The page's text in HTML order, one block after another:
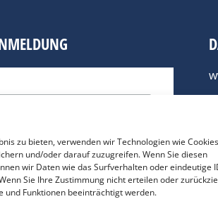
zu bieten, verwenden wir Technologien wie
und/oder darauf zuzugreifen. Wenn Sie diesen
wir Daten wie das Surfverhalten oder eindeutige
Sie Ihre Zustimmung nicht erteilen oder
und Funktionen beeinträchtigt werden.
*verpflichtend